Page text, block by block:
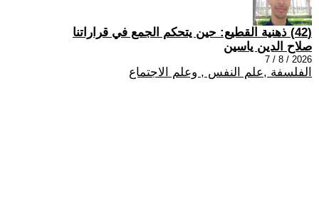
(42) ذهنية القطيع: حين يتحكم الجمع في قراراتنا
صلاح الدين ياسين
2026 / 8 / 7
الفلسفة ,علم النفس , وعلم الاجتماع